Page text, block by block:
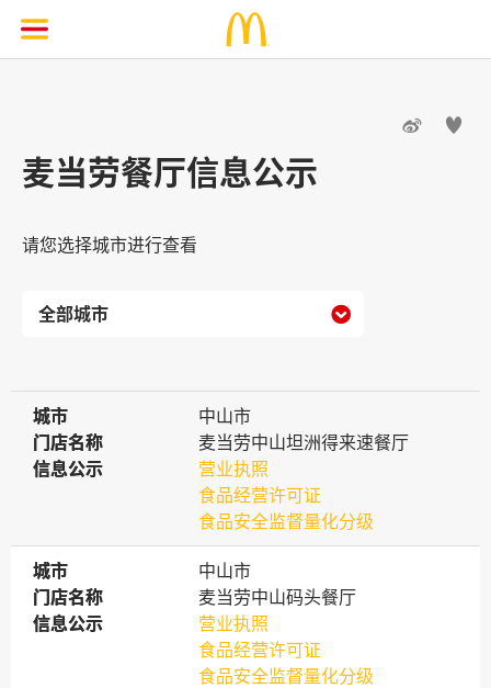
 
麦当劳餐厅信息公示
请您选择城市进行查看

城市
城市
中山市
门店名称
门店名称
麦当劳中山坦洲得来速餐厅
信息公示
信息公示
营业执照
食品经营许可证
食品安全监督量化分级
城市
城市
中山市
门店名称
门店名称
麦当劳中山码头餐厅
信息公示
信息公示
营业执照
食品经营许可证
食品安全监督量化分级